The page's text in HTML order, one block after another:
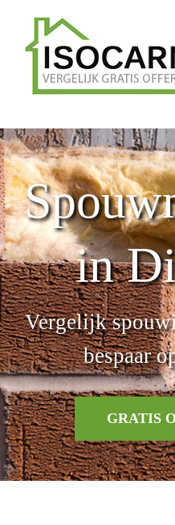
in
Vergelijk
bespaar
GRATIS